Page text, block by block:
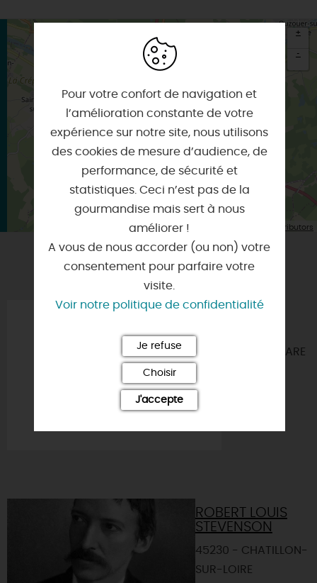
Itinéraire vers
+
-
Leaflet| Map data © OpenStreetMap contributors
VOUS AIMEREZ AUSSI
45250 - BRIARE
ROBERT LOUIS
STEVENSON
45230 - CHATILLON-
SUR-LOIRE
Pour votre confort de navigation et
l’amélioration constante de votre
expérience sur notre site, nous utilisons
des cookies de mesure d’audience, de
performance, de sécurité et
statistiques. Ceci n’est pas de la
gourmandise mais sert à nous
améliorer !
A vous de nous accorder (ou non) votre
consentement pour parfaire votre
visite.
Voir notre politique de confidentialité
Je refuse
Choisir
J'accepte